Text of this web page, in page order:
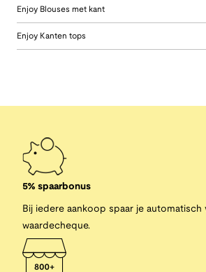
Enjoy Blouses met kant
Enjoy Kanten tops
5% spaarbonus
Bij iedere aankoop spaar je automatisch
waardecheque.